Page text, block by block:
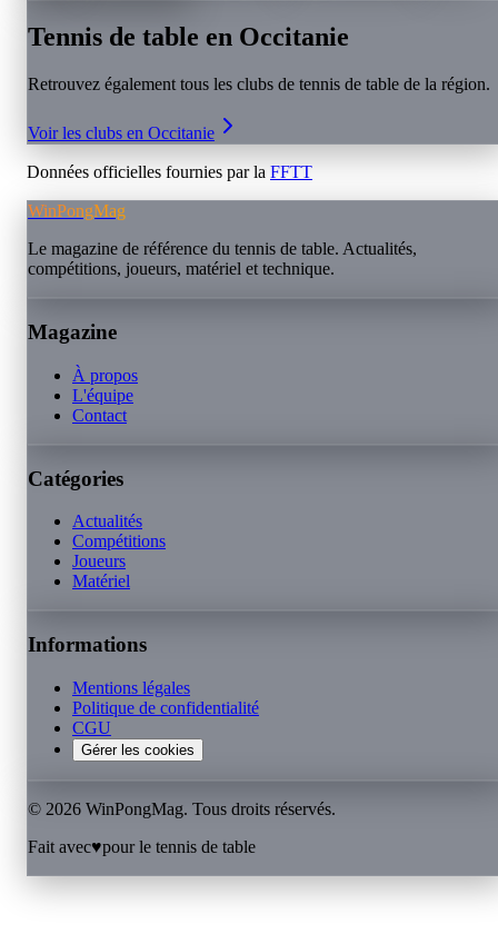
Tennis de table en Occitanie
Retrouvez également tous les clubs de tennis de table de la région.
Voir les clubs en Occitanie
Données officielles fournies par la FFTT
WinPongMag
Le magazine de référence du tennis de table. Actualités,
compétitions, joueurs, matériel et technique.
Magazine
À propos
L'équipe
Contact
Catégories
Actualités
Compétitions
Joueurs
Matériel
Informations
Mentions légales
Politique de confidentialité
CGU
Gérer les cookies
© 2026 WinPongMag. Tous droits réservés.
Fait avec♥pour le tennis de table